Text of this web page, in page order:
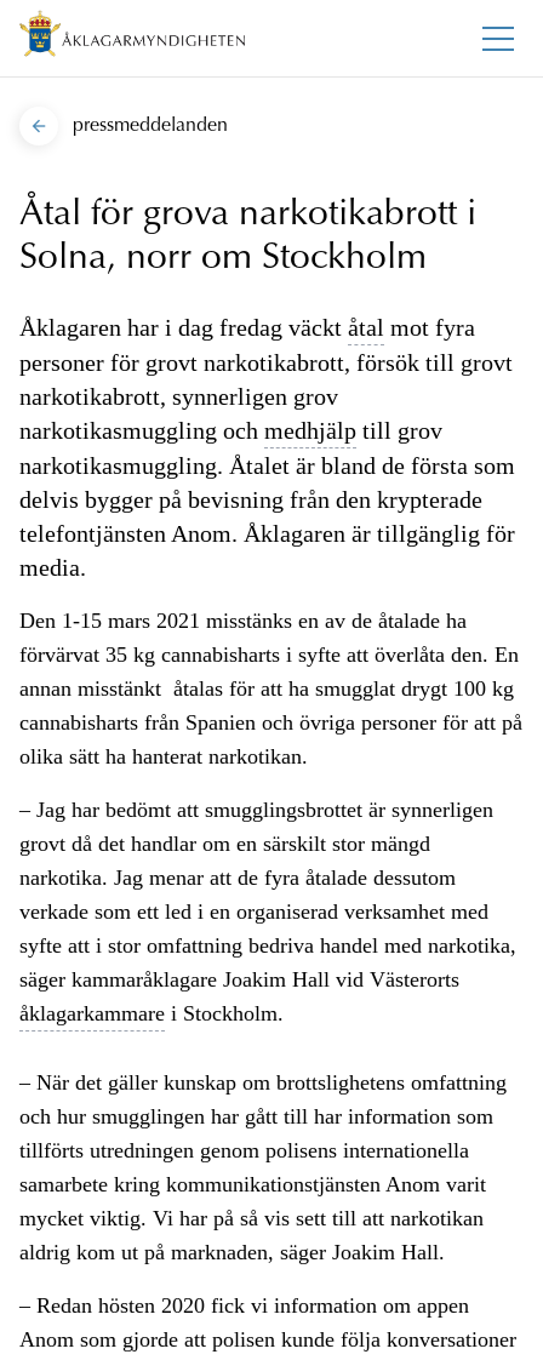
pressmeddelanden
Åtal för grova narkotikabrott i
Solna, norr om Stockholm
Åklagaren har i dag fredag väckt åtal mot fyra
personer för grovt narkotikabrott, försök till grovt
narkotikabrott, synnerligen grov
narkotikasmuggling och medhjälp till grov
narkotikasmuggling. Åtalet är bland de första som
delvis bygger på bevisning från den krypterade
telefontjänsten Anom. Åklagaren är tillgänglig för
media.
Den 1-15 mars 2021 misstänks en av de åtalade ha
förvärvat 35 kg cannabisharts i syfte att överlåta den. En
annan misstänkt åtalas för att ha smugglat drygt 100 kg
cannabisharts från Spanien och övriga personer för att på
olika sätt ha hanterat narkotikan.
– Jag har bedömt att smugglingsbrottet är synnerligen
grovt då det handlar om en särskilt stor mängd
narkotika. Jag menar att de fyra åtalade dessutom
verkade som ett led i en organiserad verksamhet med
syfte att i stor omfattning bedriva handel med narkotika,
säger kammaråklagare Joakim Hall vid Västerorts
åklagarkammare i Stockholm.
– När det gäller kunskap om brottslighetens omfattning
och hur smugglingen har gått till har information som
tillförts utredningen genom polisens internationella
samarbete kring kommunikationstjänsten Anom varit
mycket viktig. Vi har på så vis sett till att narkotikan
aldrig kom ut på marknaden, säger Joakim Hall.
– Redan hösten 2020 fick vi information om appen
Anom som gjorde att polisen kunde följa konversationer